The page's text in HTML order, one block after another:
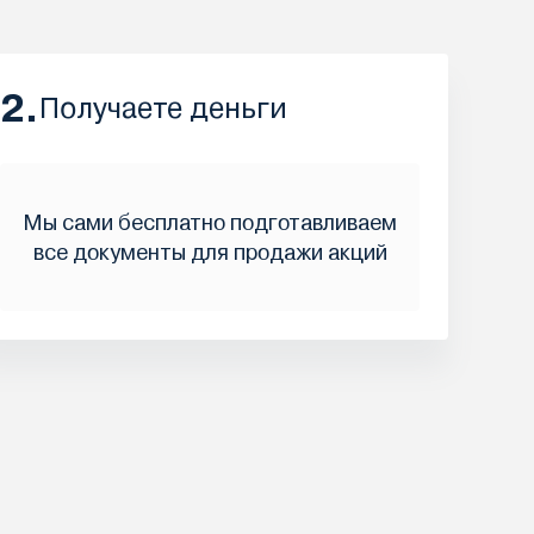
2. Получаете деньги
Мы сами бесплатно подготавливаем
все документы для продажи акций